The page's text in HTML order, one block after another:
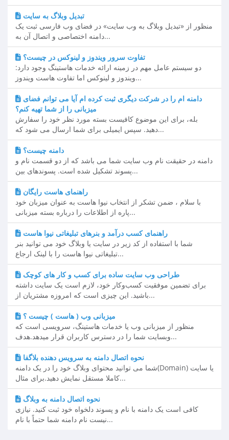
تبدیل وبلاگ به سایت
منظور از «تبدیل وبلاگ به وب سایت» در فضای وب فارسی ثبت یک
دامنه اختصاصی و اتصال آن به...
تفاوت سرور ویندوز و لینوکس در چیست؟
دو سیستم عامل مهم در زمینه ارائه خدمات هاستینگ وجود دارد:
ویندوز و لینوکس اما تفاوت هاست ویندوز...
دامنه ام را در شرکت دیگری ثبت کرده ام آیا می توانم فضای
میزبانی را از شما تهیه کنم؟
بله، برای این موضوع کافیست بسته مورد نظر خود را سفارش
دهید. سپس ایمیلی برای شما ارسال می شود که...
دامنه چيست؟
دامنه در حقیقت نام وب سایت شما می باشد كه از دو قسمت نام و
پسوند تشكیل شده است. پسوندهای بین...
راهنمای هاست رایگان
با سلام ، ضمن تشکر از انتخاب نیوا هاست به عنوان میزبان خود
پاره از اطلاعات را درباره بسته میزبانی...
راهنمای کسب درآمد و بنرهای تبلیغاتی نیوا هاست
شما با استفاده از کد زیر در سایت یا وبلاگ خود می توانید بنر
تبلیغاتی نیوا هاست را با لینک ارجاع...
طراحی وب سایت ساده برای کسب و کار های کوچک
برای تضمین موفقیت کسب‌و‌کار خود، لازم است یک سایت داشته
باشید. این چیزی است که امروزه مشتریان از...
میزبانی وب ( هاست ) چیست ؟
منظور از میزبانی وب یا خدمات هاستینگ، سرویسی است که
وبسایت شما را در دسترس کاربران قرار میدهد.هدف...
نحوه اتصال دامنه به سرویس دهنده بلاگفا
شما می توانید محتوای وبلاگ خود را در یک دامنه(Domain) یا سایت
کاملا مستقل نمایش دهید.برای مثال...
نحوه اتصال دامنه به وبلاگ
کافی است یک دامنه با نام و پسوند دلخواه خود ثبت کنید. نیازی
نیست نام دامنه شما حتماً با نام...